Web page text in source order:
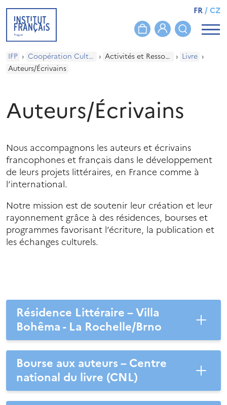
FR/CZ
IFP › Coopération Culturelle › Activités et Ressources › Livre ›
Auteurs/Écrivains
Auteurs/Écrivains
Nous accompagnons les auteurs et écrivains
francophones et français dans le développement
de leurs projets littéraires, en France comme à
l’international.
Notre mission est de soutenir leur création et leur
rayonnement grâce à des résidences, bourses et
programmes favorisant l’écriture, la publication et
les échanges culturels.
Résidence Littéraire – Villa
Bohêma - La Rochelle/Brno
Bourse aux auteurs – Centre
national du livre (CNL)